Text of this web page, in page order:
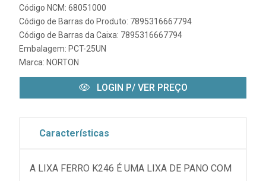
Código NCM: 68051000
Código de Barras do Produto: 7895316667794
Código de Barras da Caixa: 7895316667794
Embalagem: PCT-25UN
Marca: NORTON
LOGIN P/ VER PREÇO
Características
A LIXA FERRO K246 É UMA LIXA DE PANO COM